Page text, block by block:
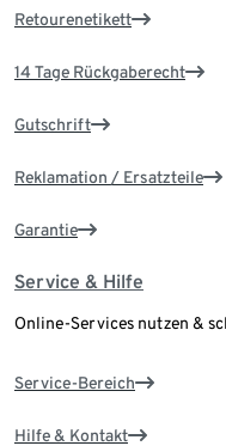
Retourenetikett
14 Tage Rückgaberecht
Gutschrift
Reklamation / Ersatzteile
Garantie
Service & Hilfe
Online-Services nutzen &
Service-Bereich
Hilfe & Kontakt